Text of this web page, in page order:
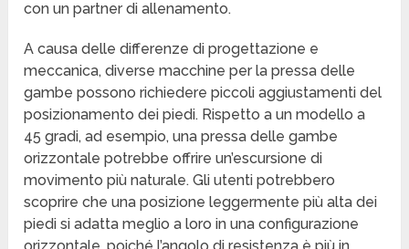
con un partner di allenamento.
A causa delle differenze di progettazione e
meccanica, diverse macchine per la pressa delle
gambe possono richiedere piccoli aggiustamenti del
posizionamento dei piedi. Rispetto a un modello a
45 gradi, ad esempio, una pressa delle gambe
orizzontale potrebbe offrire un’escursione di
movimento più naturale. Gli utenti potrebbero
scoprire che una posizione leggermente più alta dei
piedi si adatta meglio a loro in una configurazione